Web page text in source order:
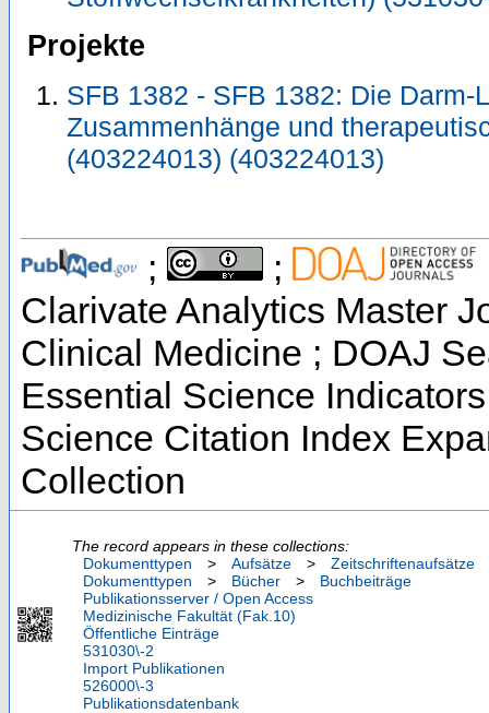
Projekte
SFB 1382 - SFB 1382: Die
Zusammenhänge und
(403224013) (403224013)
; ;
Clarivate Analytics Master
Clinical Medicine ; DOAJ
Essential Science
Science Citation Index
Collection
The record appears in these collections:
Dokumenttypen
> Aufsätze >
Zeitschriftenaufsätze
Dokumenttypen
> Bücher >
Buchbeiträge
Publikationsserver / Open Access
Medizinische Fakultät (Fak.10)
Öffentliche Einträge
531030\-2
Import Publikationen
526000\-3
Publikationsdatenbank